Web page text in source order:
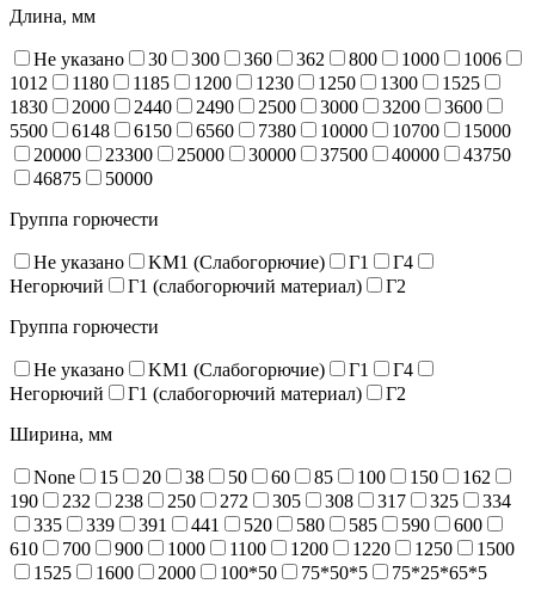
Длина, мм
Не указано 30 300 360 362 800 1000
1006
1012
1180 1185 1200 1230 1250 1300
1525
1830
2000 2440 2490 2500 3000 3200
3600
5500
6148 6150 6560 7380 10000 10700
15000
20000
23300 25000 30000 37500 40000
43750
46875
50000
Группа горючести
Не указано KM1 (Слабогорючие) Г1
Г4
Негорючий
Г1 (слабогорючий материал)
Г2
Группа горючести
Не указано KM1 (Слабогорючие) Г1
Г4
Негорючий
Г1 (слабогорючий материал)
Г2
Ширина, мм
None 15 20 38 50 60 85 100 150
162
190
232 238 250 272 305 308 317 325
334
335
339 391 441 520 580 585 590
600
610
700 900 1000 1100 1200 1220 1250
1500
1525
1600 2000 100*50 75*50*5
75*25*65*5